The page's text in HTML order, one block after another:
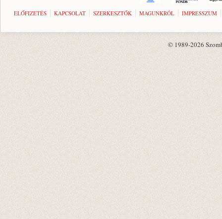
ELŐFIZETÉS KAPCSOLAT SZERKESZTŐK MAGUNKRÓL IMPRESSZUM
© 1989-2026